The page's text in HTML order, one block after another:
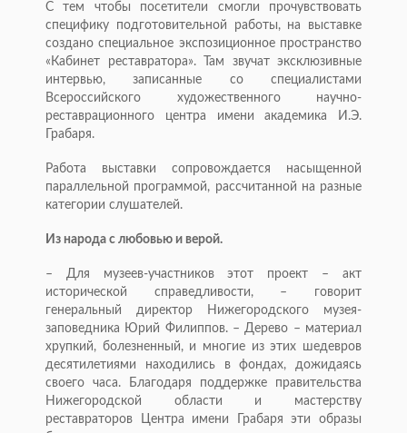
С тем чтобы посетители смогли прочувствовать
специфику подготовительной работы, на выставке
создано специальное экспозиционное пространство
«Кабинет реставратора». Там звучат эксклюзивные
интервью, записанные со специалистами
Всероссийского художественного научно-
реставрационного центра имени академика И.Э.
Грабаря.
Работа выставки сопровождается насыщенной
параллельной программой, рассчитанной на разные
категории слушателей.
Из народа с любовью и верой.
– Для музеев-участников этот проект – акт
исторической справедливости, – говорит
генеральный директор Нижегородского музея-
заповедника Юрий Филиппов. – Дерево – материал
хрупкий, болезненный, и многие из этих шедевров
десятилетиями находились в фондах, дожидаясь
своего часа. Благодаря поддержке правительства
Нижегородской области и мастерству
реставраторов Центра имени Грабаря эти образы